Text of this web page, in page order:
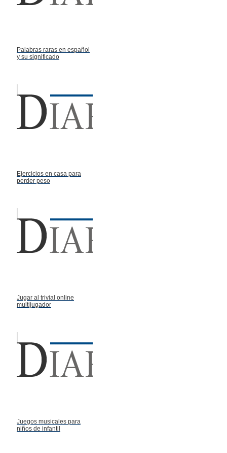
Palabras raras en español
y su significado
Ejercicios en casa para
perder peso
Jugar al trivial online
multijugador
Juegos musicales para
niños de infantil